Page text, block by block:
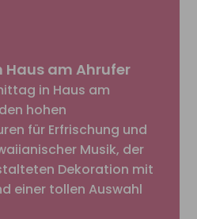
Haus am Ahrufer
in Haus am
hohen
für Erfrischung und
Musik, der
Dekoration mit
einer tollen Auswahl